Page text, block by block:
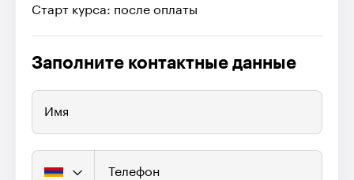
Старт курса: после оплаты
Заполните контактные данные
Имя
Телефон